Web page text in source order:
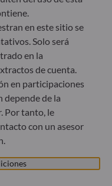
(“BaFin”)
de primera
– Registro
en este sitio se
Solo será
en la
de cuenta.
en participaciones
depende de la
Por tanto, le
con un asesor